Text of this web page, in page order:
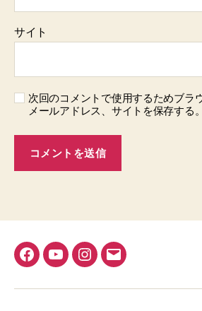
サイト
次回のコメントで使用するためブラ
メールアドレス、サイトを保存する。
FacebookYouTubeInstagram
メ